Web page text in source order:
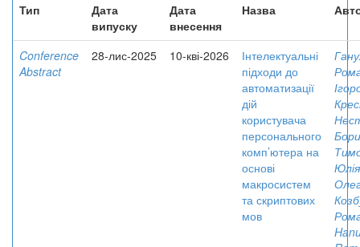
Тип
Дата
випуску
Дата
внесення
Назва
Conference
Abstract
28-лис-2025 10-кві-2026
Інтелектуальні
підходи до
автоматизації
дій
користувача
персонального
комп’ютера на
основі
макросистем
та скриптових
мов
Юлія